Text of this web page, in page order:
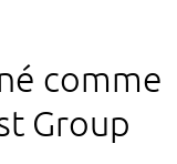
comme
Group